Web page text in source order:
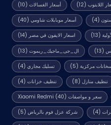
أسعار الغسالات(10) اللابتوب (12)
أسعار موبايلات شاومي(40) (4)
اسعار الايفون في مصر (14) (13)
ال_جى_ماجيك_ريموت(13) (13)
تسليك مجاري(4) مركزية (5)
تنظيف خزانات(4) تنظيف منازل (8)
سعر و مواصفات Xiaomi Redmi (40)
شركة عزل فوم بالرياض(5) (4)